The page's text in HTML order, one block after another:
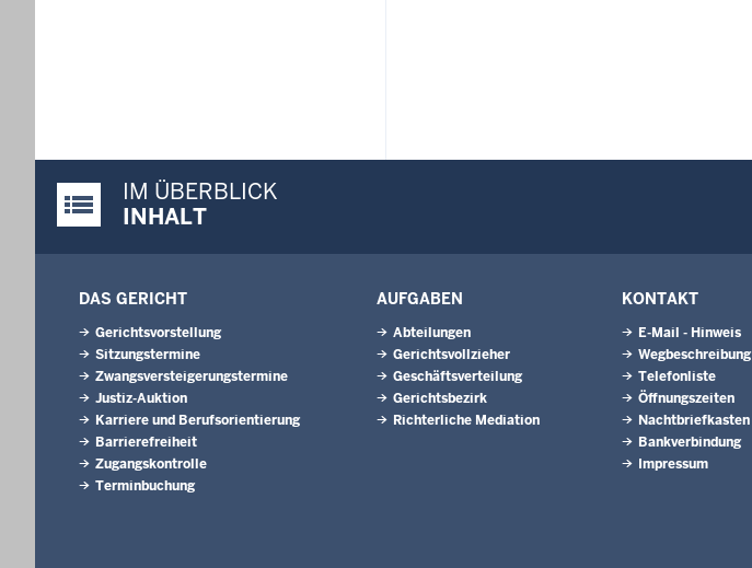
Justiz-Portal im Überblick:
IM ÜBERBLICK
INHALT
DAS GERICHT
Gerichtsvorstellung
Sitzungstermine
Zwangsversteigerungs­termine
Justiz-Auktion
Karriere und Berufsorientierung
Barrierefreiheit
Zugangskontrolle
Terminbuchung
AUFGABEN
Abteilungen
Gerichtsvollzieher
Geschäftsverteilung
Gerichtsbezirk
Richterliche Mediation
KONTAKT
E-Mail - Hinweis
Wegbeschreibung
Telefonliste
Öffnungszeiten
Nachtbriefkasten
Bankverbindung
Impressum